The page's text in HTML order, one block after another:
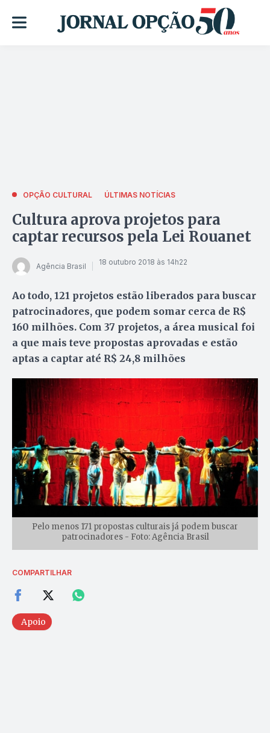
OPÇÃO CULTURAL ÚLTIMAS NOTÍCIAS
Cultura aprova projetos para
captar recursos pela Lei Rouanet
Agência Brasil 18 outubro 2018 às 14h22
Ao todo, 121 projetos estão liberados para buscar
patrocinadores, que podem somar cerca de R$
160 milhões. Com 37 projetos, a área musical foi
a que mais teve propostas aprovadas e estão
aptas a captar até R$ 24,8 milhões
Pelo menos 171 propostas culturais já podem buscar
patrocinadores - Foto: Agência Brasil
COMPARTILHAR
Apoio